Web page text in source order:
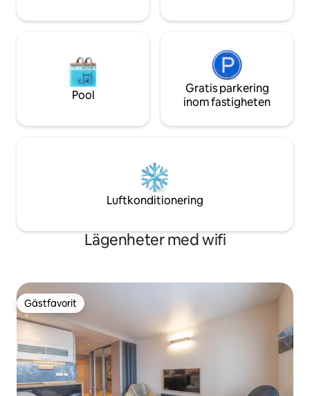
Pool
Gratis parkering
inom fastigheten
Luftkonditionering
Lägenheter med wifi
Gästfavorit
Gästfavorit